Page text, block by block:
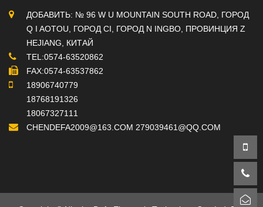
ДОБАВИТЬ: № 96 W U MOUNTAIN SOUTH ROAD, ГОРОД
Q I AOTOU, ГОРОД CI, ГОРОД N INGBO, ПРОВИНЦИЯ Z
HEJIANG, КИТАЙ
TEL:0574-63520862
FAX:0574-63537862
18906740779
18768191326
18067327111
CHENDEFA2009@163.COM 279039461@QQ.COM